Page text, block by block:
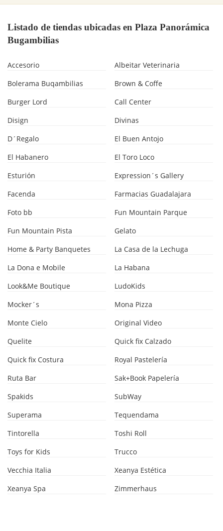
Listado de tiendas ubicadas en Plaza Panorámica
Bugambilias
Accesorio
Albeitar Veterinaria
Bolerama Buqambilias
Brown & Coffe
Burger Lord
Call Center
Disign
Divinas
D´Regalo
El Buen Antojo
El Habanero
El Toro Loco
Esturión
Expression´s Gallery
Facenda
Farmacias Guadalajara
Foto bb
Fun Mountain Parque
Fun Mountain Pista
Gelato
Home & Party Banquetes
La Casa de la Lechuga
La Dona e Mobile
La Habana
Look&Me Boutique
LudoKids
Mocker´s
Mona Pizza
Monte Cielo
Original Video
Quelite
Quick fix Calzado
Quick fix Costura
Royal Pastelería
Ruta Bar
Sak+Book Papelería
Spakids
SubWay
Superama
Tequendama
Tintorella
Toshi Roll
Toys for Kids
Trucco
Vecchia Italia
Xeanya Estética
Xeanya Spa
Zimmerhaus